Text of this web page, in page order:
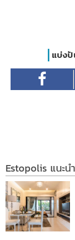
แบ่ง
Estopolis แนะนำ